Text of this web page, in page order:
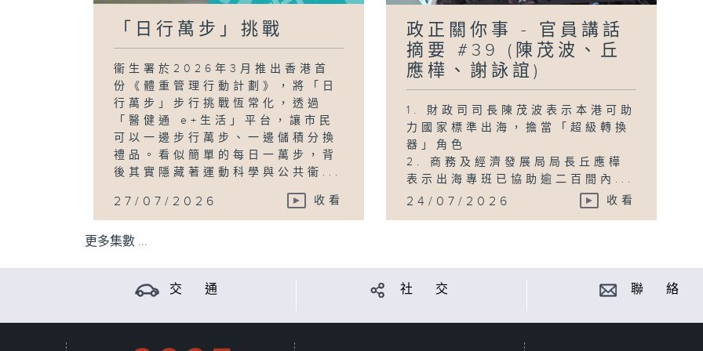
「日行萬步」挑戰
衞生署於2026年3月推出香港首
份《體重管理行動計劃》，將「日
行萬步」步行挑戰恆常化，透過
「醫健通 e+生活」平台，讓市民
可以一邊步行萬步、一邊儲積分換
禮品。看似簡單的每日一萬步，背
後其實隱藏著運動科學與公共衞...
27/07/2026 收看
政正關你事 - 官員講話
摘要 #39 (陳茂波、丘
應樺、謝詠誼)
1. 財政司司長陳茂波表示本港可助
力國家標準出海，擔當「超級轉換
器」角色
2. 商務及經濟發展局局長丘應樺
表示出海專班已協助逾二百間內...
24/07/2026 收看
更多集數 ...
交 通 社 交 聯 絡